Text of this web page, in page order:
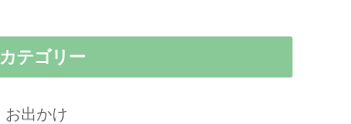
カテゴリー
お出かけ